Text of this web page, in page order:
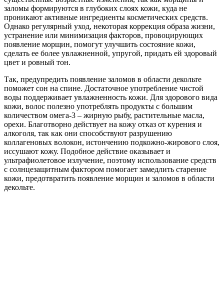
заломы формируются в глубоких слоях кожи, куда не
проникают активные ингредиенты косметических средств.
Однако регулярный уход, некоторая коррекция образа жизни,
устранение или минимизация факторов, провоцирующих
появление морщин, помогут улучшить состояние кожи,
сделать ее более увлажненной, упругой, придать ей здоровый
цвет и ровный тон.
Так, предупредить появление заломов в области декольте
поможет сон на спине. Достаточное употребление чистой
воды поддерживает увлажненность кожи. Для здорового вида
кожи, волос полезно употреблять продукты с большим
количеством омега-3 – жирную рыбу, растительные масла,
орехи. Благотворно действует на кожу отказ от курения и
алкоголя, так как они способствуют разрушению
коллагеновых волокон, истончению подкожно-жирового слоя,
иссушают кожу. Подобное действие оказывает и
ультрафиолетовое излучение, поэтому использование средств
с солнцезащитным фактором помогает замедлить старение
кожи, предотвратить появление морщин и заломов в области
декольте.